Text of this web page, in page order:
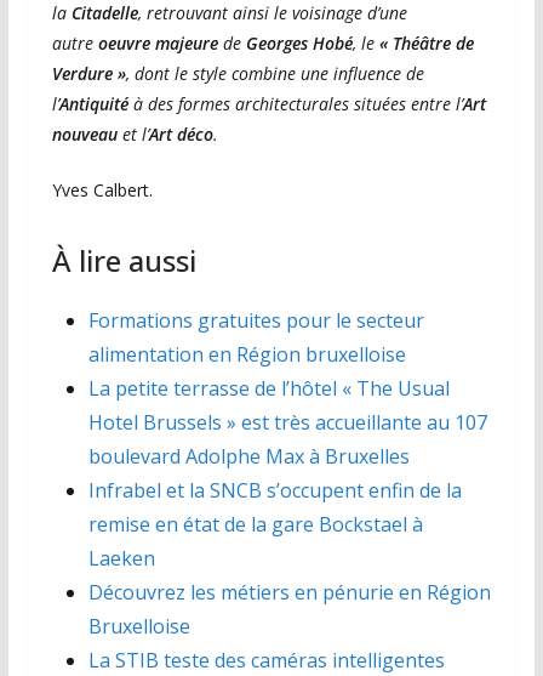
laCitadelle, retrouvant ainsi le voisinage d’une
autre oeuvre majeure deGeorges Hobé, le « Théâtre de
Verdure », dont le style combine une influence de
l’Antiquité à des formes architecturales situées entre l’Art
nouveauet l’Art déco.
Yves Calbert.
À lire aussi
Formations gratuites pour le secteur
alimentation en Région bruxelloise
La petite terrasse de l’hôtel « The Usual
Hotel Brussels » est très accueillante au 107
boulevard Adolphe Max à Bruxelles
Infrabel et la SNCB s’occupent enfin de la
remise en état de la gare Bockstael à
Laeken
Découvrez les métiers en pénurie en Région
Bruxelloise
La STIB teste des caméras intelligentes